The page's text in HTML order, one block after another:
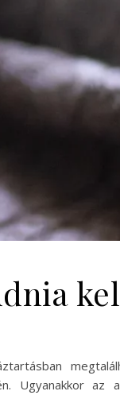
Ugyanakkor az